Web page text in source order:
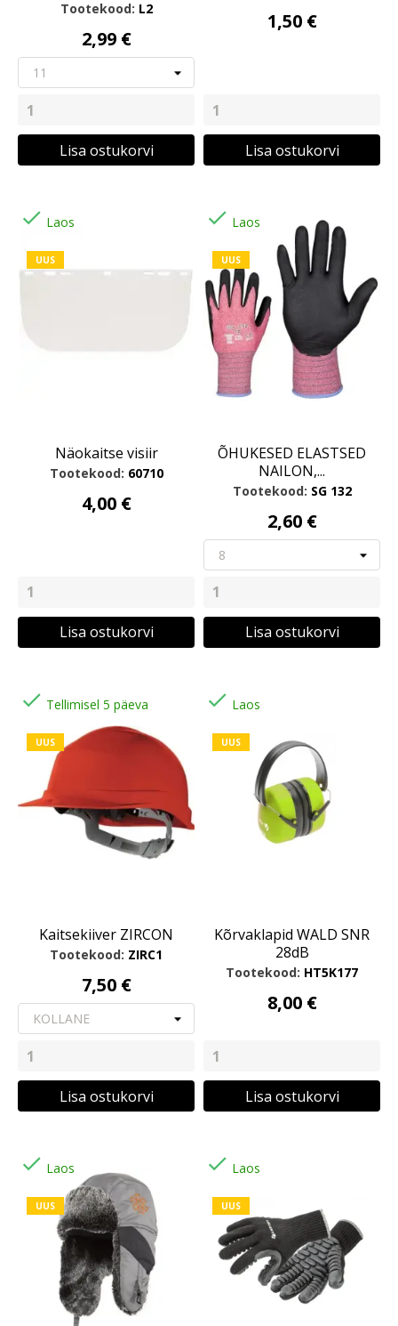
Tootekood: L2
2,99 €
Lisa ostukorvi
1,50 €
Lisa ostukorvi
 Laos
UUS
Näokaitse visiir
Tootekood: 60710
4,00 €
Lisa ostukorvi
 Laos
UUS
ÕHUKESED ELASTSED
NAILON,...
Tootekood: SG 132
2,60 €
Lisa ostukorvi
 Tellimisel 5 päeva
UUS
Kaitsekiiver ZIRCON
Tootekood: ZIRC1
7,50 €
Lisa ostukorvi
 Laos
UUS
Kõrvaklapid WALD SNR
28dB
Tootekood: HT5K177
8,00 €
Lisa ostukorvi
 Laos
UUS
 Laos
UUS